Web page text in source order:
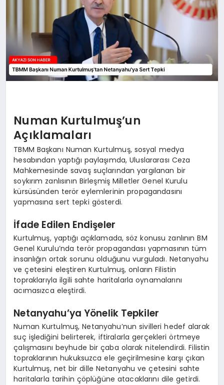
Numan Kurtulmuş’un
Açıklamaları
TBMM Başkanı Numan Kurtulmuş, sosyal medya
hesabından yaptığı paylaşımda, Uluslararası Ceza
Mahkemesinde savaş suçlarından yargılanan bir
soykırım zanlısının Birleşmiş Milletler Genel Kurulu
kürsüsünden terör eylemlerinin propagandasını
yapmasına sert tepki gösterdi.
İfade Edilen Endişeler
Kurtulmuş, yaptığı açıklamada, söz konusu zanlının BM
Genel Kurulu’nda terör propagandası yapmasının tüm
insanlığın ortak sorunu olduğunu vurguladı. Netanyahu
ve çetesini eleştiren Kurtulmuş, onların Filistin
topraklarıyla ilgili sahte haritalarla oynamalarını
acımasızca eleştirdi.
Netanyahu’ya Yönelik Tepkiler
Numan Kurtulmuş, Netanyahu’nun sivilleri hedef alarak
suç işlediğini belirterek, iftiralarla gerçekleri örtmeye
çalışmasını beyhude bir çaba olarak nitelendirdi. Filistin
topraklarının hukuksuzca ele geçirilmesine karşı çıkan
Kurtulmuş, net bir dille Netanyahu ve çetesini sahte
haritalarla tarihin çöplüğüne atacaklarını dile getirdi.